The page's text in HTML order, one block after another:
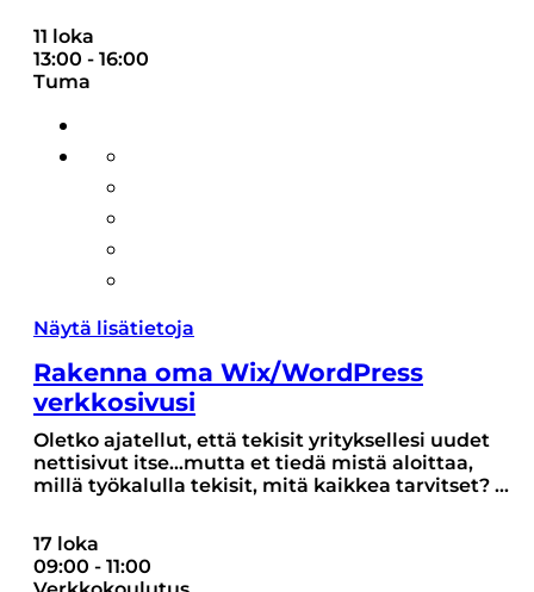
11 loka
13:00 - 16:00
Tuma
Näytä lisätietoja
Rakenna oma Wix/WordPress
verkkosivusi
Oletko ajatellut, että tekisit yrityksellesi uudet
nettisivut itse...mutta et tiedä mistä aloittaa,
millä työkalulla tekisit, mitä kaikkea tarvitset? ...
17 loka
09:00 - 11:00